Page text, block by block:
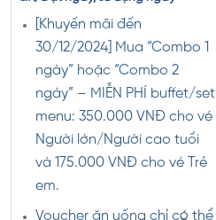
[Khuyến mãi đến
30/12/2024] Mua “Combo 1
ngày” hoặc “Combo 2
ngày” – MIỄN PHÍ buffet/set
menu: 350.000 VNĐ cho vé
Người lớn/Người cao tuổi
và 175.000 VNĐ cho vé Trẻ
em.
Voucher ăn uống chỉ có thể